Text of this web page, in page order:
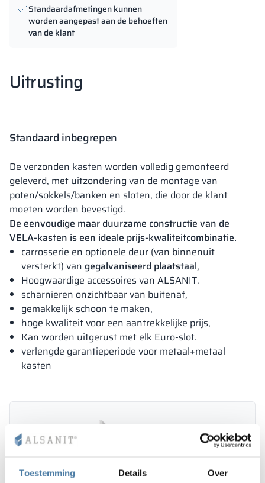
Toestemming Details Over
Standaardafmetingen kunnen
worden aangepast aan de behoeften
van de klant
Uitrusting
Standaard inbegrepen
De verzonden kasten worden volledig gemonteerd
geleverd, met uitzondering van de montage van
poten/sokkels/banken en sloten, die door de klant
moeten worden bevestigd.
De eenvoudige maar duurzame constructie van de
VELA-kasten is een ideale prijs-kwaliteitcombinatie.
carrosserie en optionele deur (van binnenuit
versterkt) van gegalvaniseerd plaatstaal,
Hoogwaardige accessoires van ALSANIT.
scharnieren onzichtbaar van buitenaf,
gemakkelijk schoon te maken,
hoge kwaliteit voor een aantrekkelijke prijs,
Kan worden uitgerust met elk Euro-slot.
verlengde garantieperiode voor metaal+metaal
kasten